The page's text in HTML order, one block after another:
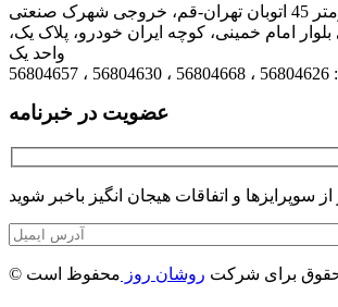
آدرس: تهران، کیلومتر 45 اتوبان تهران-قم، خروجی شهرک صنعتی
امام خمینی، کوچه ایران خودرو، پلاک یک،
واحد یک
عضویت در خبرنامه
حقوق برای شرکت روشان روز